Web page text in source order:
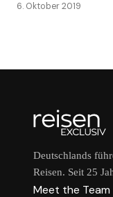
6. Oktober 2019
Deutschlands
Reisen. Seit 25
Meet the